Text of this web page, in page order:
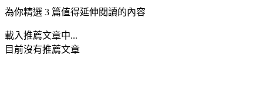
為你精選 3 篇值得延伸閱讀的內容
載入推薦文章中...
目前沒有推薦文章